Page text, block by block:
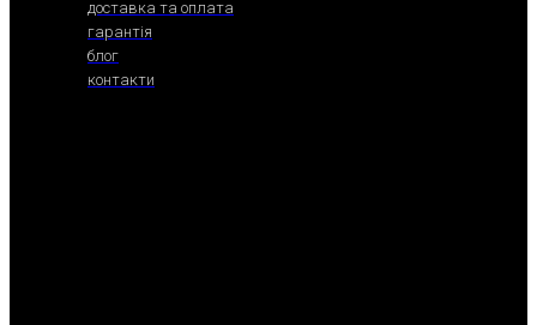
доставка та оплата
гарантія
блог
контакти